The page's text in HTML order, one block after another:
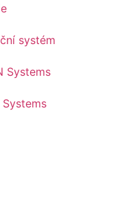
systém
Systems
Systems